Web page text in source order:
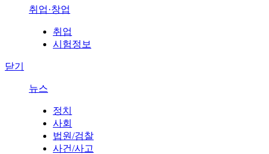
취업·창업
취업
시험정보
닫기
뉴스
정치
사회
법원/검찰
사건/사고